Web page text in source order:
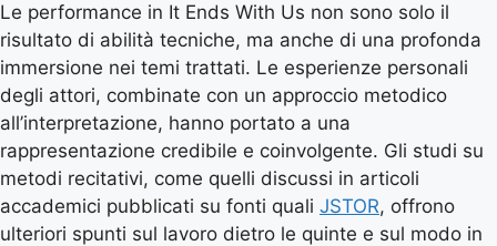
Le performance in It Ends With Us non sono solo il
risultato di abilità tecniche, ma anche di una profonda
immersione nei temi trattati. Le esperienze personali
degli attori, combinate con un approccio metodico
all’interpretazione, hanno portato a una
rappresentazione credibile e coinvolgente. Gli studi su
metodi recitativi, come quelli discussi in articoli
accademici pubblicati su fonti quali JSTOR, offrono
ulteriori spunti sul lavoro dietro le quinte e sul modo in